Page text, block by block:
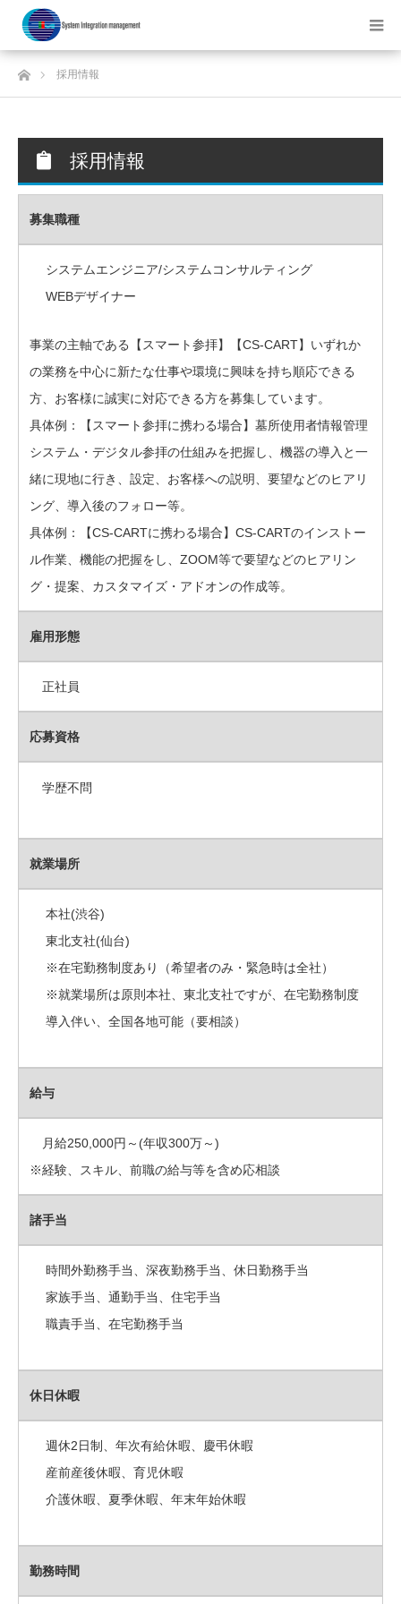
ホーム採用情報
採用情報
募集職種
システムエンジニア/システムコンサルティング
WEBデザイナー
事業の主軸である【スマート参拝】【CS-CART】いずれか
の業務を中心に新たな仕事や環境に興味を持ち順応できる
方、お客様に誠実に対応できる方を募集しています。
具体例：【スマート参拝に携わる場合】墓所使用者情報管理
システム・デジタル参拝の仕組みを把握し、機器の導入と一
緒に現地に行き、設定、お客様への説明、要望などのヒアリ
ング、導入後のフォロー等。
具体例：【CS-CARTに携わる場合】CS-CARTのインストー
ル作業、機能の把握をし、ZOOM等で要望などのヒアリン
グ・提案、カスタマイズ・アドオンの作成等。
雇用形態
正社員
応募資格
学歴不問
就業場所
本社(渋谷)
東北支社(仙台)
※在宅勤務制度あり（希望者のみ・緊急時は全社）
※就業場所は原則本社、東北支社ですが、在宅勤務制度
導入伴い、全国各地可能（要相談）
給与
月給250,000円～(年収300万～)
※経験、スキル、前職の給与等を含め応相談
諸手当
時間外勤務手当、深夜勤務手当、休日勤務手当
家族手当、通勤手当、住宅手当
職責手当、在宅勤務手当
休日休暇
週休2日制、年次有給休暇、慶弔休暇
産前産後休暇、育児休暇
介護休暇、夏季休暇、年末年始休暇
勤務時間